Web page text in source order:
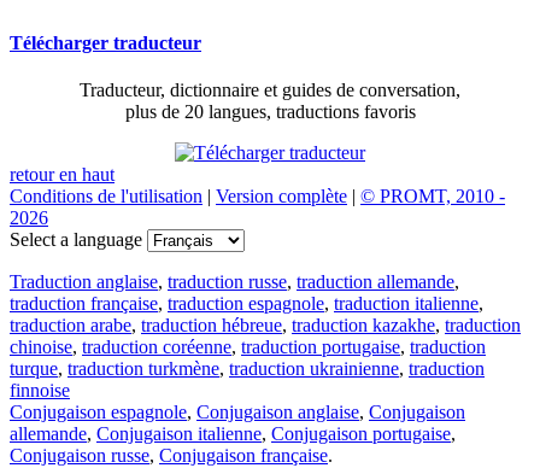
Télécharger traducteur
Traducteur, dictionnaire et guides de conversation,
plus de 20 langues, traductions favoris
retour en haut
Conditions de l'utilisation | Version complète | © PROMT, 2010 -
2026
Select a language
Traduction anglaise, traduction russe, traduction allemande,
traduction française, traduction espagnole, traduction italienne,
traduction arabe, traduction hébreue, traduction kazakhe, traduction
chinoise, traduction coréenne, traduction portugaise, traduction
turque, traduction turkmène, traduction ukrainienne, traduction
finnoise
Conjugaison espagnole, Conjugaison anglaise, Conjugaison
allemande, Conjugaison italienne, Conjugaison portugaise,
Conjugaison russe, Conjugaison française.